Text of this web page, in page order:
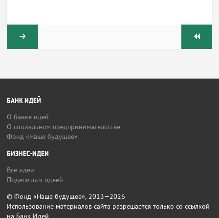
БАНК ИДЕЙ
О банке идей
О социальном предпринимательстве
Фонд «Наше будущее»
БИЗНЕС-ИДЕИ
Все идеи
Поделиться идеей
© Фонд «Наше будущее», 2013—2026
Использование материалов сайта разрешается только со ссылкой